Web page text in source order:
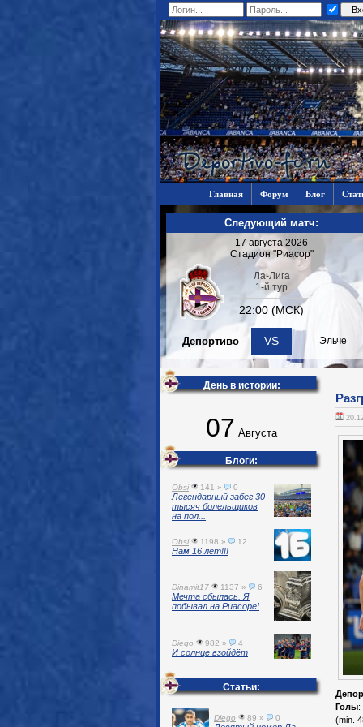
Главная Форум Блог
Следующий матч:
17 августа 2026
Стадион "Риасор"
Ла-Лига
1-й тур
22:00 (МСК)
Депортиво Эльче
VS
День в истории:
07 Августа
Блоги:
Obsi 141 » 0
Легендарный забег 30
тысяч болельщиков
на пол...
Obsi 1198 » 12
Нам 16 лет!!!
Dinamit17 1137 » 6
Мечта сбылась. Я
побывал на Риасоре!
Diego 982 » 4
И солнце взойдёт
Статьи:
Diego 89 » 0
Голы:
(min.